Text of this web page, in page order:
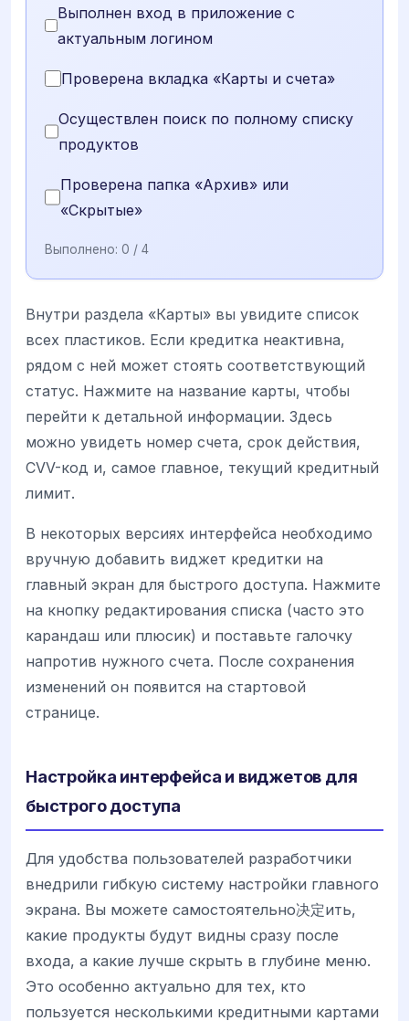
Выполнен вход в приложение с
актуальным логином
Проверена вкладка «Карты и счета»
Осуществлен поиск по полному списку
продуктов
Проверена папка «Архив» или
«Скрытые»
Выполнено: 0 / 4
Внутри раздела «Карты» вы увидите список
всех пластиков. Если кредитка неактивна,
рядом с ней может стоять соответствующий
статус. Нажмите на название карты, чтобы
перейти к детальной информации. Здесь
можно увидеть номер счета, срок действия,
CVV-код и, самое главное, текущий кредитный
лимит.
В некоторых версиях интерфейса необходимо
вручную добавить виджет кредитки на
главный экран для быстрого доступа. Нажмите
на кнопку редактирования списка (часто это
карандаш или плюсик) и поставьте галочку
напротив нужного счета. После сохранения
изменений он появится на стартовой
странице.
Настройка интерфейса и виджетов для
быстрого доступа
Для удобства пользователей разработчики
внедрили гибкую систему настройки главного
экрана. Вы можете самостоятельно决定ить,
какие продукты будут видны сразу после
входа, а какие лучше скрыть в глубине меню.
Это особенно актуально для тех, кто
пользуется несколькими кредитными картами